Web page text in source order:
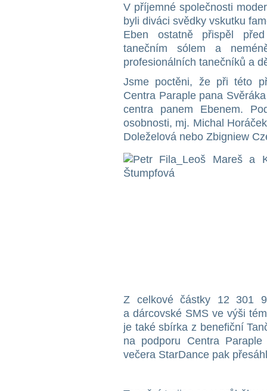
V příjemné společnosti
byli diváci svědky vskutku
Eben ostatně přispěl
tanečním sólem a
profesionálních tanečníků a
Jsme poctěni, že při této
Centra Paraple pana
centra panem Ebenem.
osobnosti, mj. Michal
Doleželová nebo Zbigniew
Z celkové částky 12 301
a dárcovské SMS ve výši
je také sbírka z benefiční
na podporu Centra Paraple
večera StarDance pak